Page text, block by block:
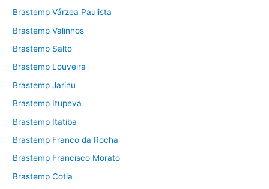
Brastemp Várzea Paulista
Brastemp Valinhos
Brastemp Salto
Brastemp Louveira
Brastemp Jarinu
Brastemp Itupeva
Brastemp Itatiba
Brastemp Franco da Rocha
Brastemp Francisco Morato
Brastemp Cotia